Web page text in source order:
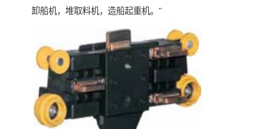
卸船机，堆取料机，造船起重机。"